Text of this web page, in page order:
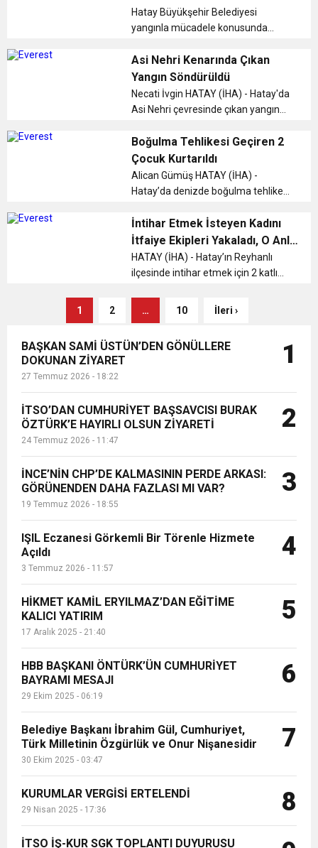
Hatay Büyükşehir Belediyesi
yangınla mücadele konusunda
devam ediyor....
Asi Nehri Kenarında Çıkan
Yangın Söndürüldü
Necati İvgin HATAY (İHA) - Hatay'da
Asi Nehri çevresinde çıkan yangın
söndürüldü....
Boğulma Tehlikesi Geçiren 2
Çocuk Kurtarıldı
Alican Gümüş HATAY (İHA) -
Hatay’da denizde boğulma tehlikesi
kurtardı....
İntihar Etmek İsteyen Kadını
İtfaiye Ekipleri Yakaladı, O Anlar
Kamerada
HATAY (İHA) - Hatay’ın Reyhanlı
ilçesinde intihar etmek için 2 katlı
ekipleri yakaladı...
1 2 … 10 İleri ›
BAŞKAN SAMİ ÜSTÜN’DEN GÖNÜLLERE
DOKUNAN ZİYARET
27 Temmuz 2026 - 18:22
1
İTSO’DAN CUMHURİYET BAŞSAVCISI BURAK
ÖZTÜRK’E HAYIRLI OLSUN ZİYARETİ
24 Temmuz 2026 - 11:47
2
İNCE’NİN CHP’DE KALMASININ PERDE ARKASI:
GÖRÜNENDEN DAHA FAZLASI MI VAR?
19 Temmuz 2026 - 18:55
3
IŞIL Eczanesi Görkemli Bir Törenle Hizmete
Açıldı
3 Temmuz 2026 - 11:57
4
HİKMET KAMİL ERYILMAZ’DAN EĞİTİME
KALICI YATIRIM
17 Aralık 2025 - 21:40
5
HBB BAŞKANI ÖNTÜRK’ÜN CUMHURİYET
BAYRAMI MESAJI
29 Ekim 2025 - 06:19
6
Belediye Başkanı İbrahim Gül, Cumhuriyet,
Türk Milletinin Özgürlük ve Onur Nişanesidir
30 Ekim 2025 - 03:47
7
KURUMLAR VERGİSİ ERTELENDİ
29 Nisan 2025 - 17:36 8
İTSO İŞ-KUR SGK TOPLANTI DUYURUSU